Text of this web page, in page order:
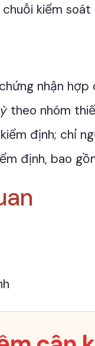
kiểm
nhận
theo nhóm
định; chỉ
định, bao